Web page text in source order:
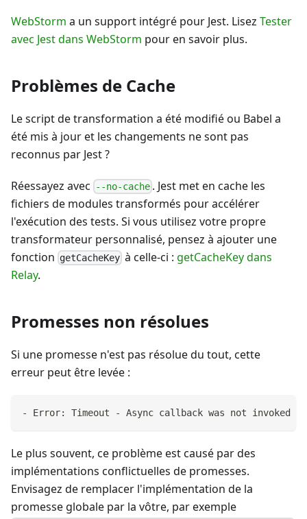
WebStorm a un support intégré pour Jest. Lisez Tester
avec Jest dans WebStorm pour en savoir plus.
Problèmes de Cache
Le script de transformation a été modifié ou Babel a
été mis à jour et les changements ne sont pas
reconnus par Jest ?
Réessayez avec --no-cache . Jest met en cache les
fichiers de modules transformés pour accélérer
l'exécution des tests. Si vous utilisez votre propre
transformateur personnalisé, pensez à ajouter une
fonction getCacheKey à celle-ci : getCacheKey dans
Relay.
Promesses non résolues
Si une promesse n'est pas résolue du tout, cette
erreur peut être levée :
- Error: Timeout - Async callback was not invoked
Le plus souvent, ce problème est causé par des
implémentations conflictuelles de promesses.
Envisagez de remplacer l'implémentation de la
promesse globale par la vôtre, par exemple